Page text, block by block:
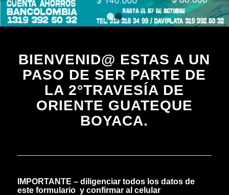
1 2
BIENVENID@ ESTAS A UN
PASO DE SER PARTE DE
LA 2°TRAVESÍA DE
ORIENTE GUATEQUE
BOYACA.
IMPORTANTE – diligenciar todos los datos de
este formulario y confirmar al celular